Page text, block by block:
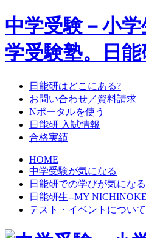
中学受験－小
学受験塾。日能
日能研はどこにある?
お問い合わせ／資料請求
Nポータルを使う
日能研 入試情報
合格実績
HOME
中学受験が気になる
日能研での学びが気になる
日能研生--MY
テスト・イベントについて